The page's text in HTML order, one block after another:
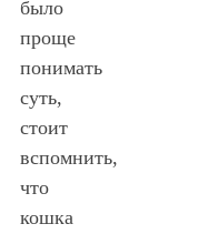
было
проще
понимать
суть,
стоит
вспомнить,
что
кошка